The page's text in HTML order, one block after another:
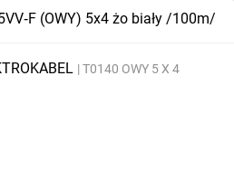
(OWY) 5x4 żo biały /100m/
T0140 OWY 5 X 4